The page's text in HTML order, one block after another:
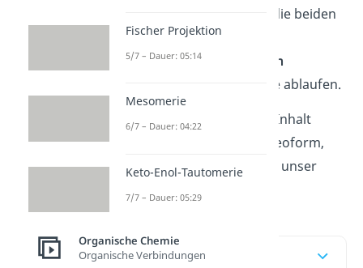
erklären wir dir, wie sich die beiden
Formen Sn1und
nucleophilen
Substitution
unterscheiden und wie sie ablaufen.
Möchtest du den ganzen Inhalt
lieber in aller Kürze in Videoform,
dann schau dir unbedingt unser
Video
Inhaltsübersicht
Fischer Projektion
5/7 – Dauer: 05:14
Mesomerie
6/7 – Dauer: 04:22
Keto-Enol-Tautomerie
7/7 – Dauer: 05:29
Organische Chemie
Organische Verbindungen